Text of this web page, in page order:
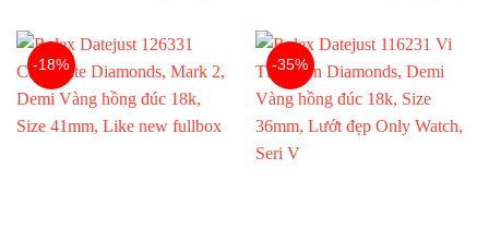
218.000.000₫.
-18% -35%